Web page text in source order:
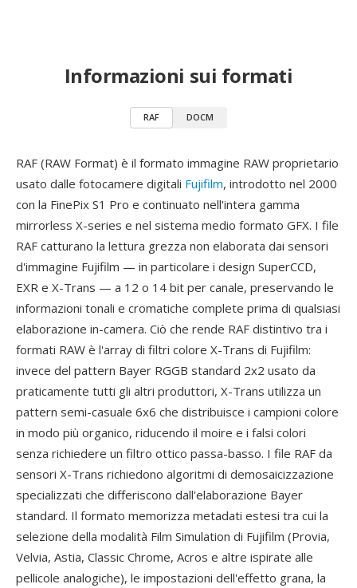
Informazioni sui formati
RAF DOCM
RAF (RAW Format) è il formato immagine RAW proprietario
usato dalle fotocamere digitali Fujifilm, introdotto nel 2000
con la FinePix S1 Pro e continuato nell'intera gamma
mirrorless X-series e nel sistema medio formato GFX. I file
RAF catturano la lettura grezza non elaborata dai sensori
d'immagine Fujifilm — in particolare i design SuperCCD,
EXR e X-Trans — a 12 o 14 bit per canale, preservando le
informazioni tonali e cromatiche complete prima di qualsiasi
elaborazione in-camera. Ciò che rende RAF distintivo tra i
formati RAW è l'array di filtri colore X-Trans di Fujifilm:
invece del pattern Bayer RGGB standard 2x2 usato da
praticamente tutti gli altri produttori, X-Trans utilizza un
pattern semi-casuale 6x6 che distribuisce i campioni colore
in modo più organico, riducendo il moire e i falsi colori
senza richiedere un filtro ottico passa-basso. I file RAF da
sensori X-Trans richiedono algoritmi di demosaicizzazione
specializzati che differiscono dall'elaborazione Bayer
standard. Il formato memorizza metadati estesi tra cui la
selezione della modalità Film Simulation di Fujifilm (Provia,
Velvia, Astia, Classic Chrome, Acros e altre ispirate alle
pellicole analogiche), le impostazioni dell'effetto grana, la